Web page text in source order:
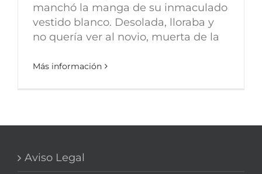
manchó la manga de su inmaculado
vestido blanco. Desolada, lloraba y
no quería ver al novio, muerta de la
Más información
Aviso Legal